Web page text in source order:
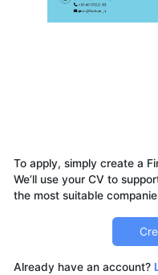
To apply, simply create a
We’ll use your CV to
Already have an account?